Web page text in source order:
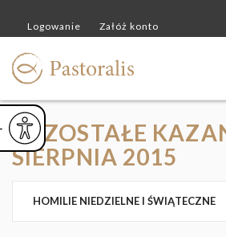
czcionkę
czcionka
Powiększ czcionkę
POZOSTAŁE
SIERPNIA 2015
HOMILIE NIEDZIELNE I ŚWIĄTECZNE